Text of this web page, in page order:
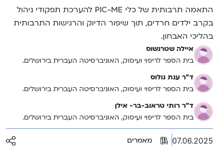
התאמה תרבותית של כלי PIC-ME להערכת תפקודי ניהול
בקרב ילדים חרדים, תוך שיפור הדיוק והרגישות התרבותית
בהליכי האבחון.
איילה שטרנשוס
בית הספר לריפוי ועיסוק, האוניברסיטה העברית בירושלים.
ד"ר ענת גולוס
בית הספר לריפוי ועיסוק, האוניברסיטה העברית בירושלים.
ד"ר רותי טראוב-בר- אילן
בית הספר לריפוי ועיסוק, האוניברסיטה העברית בירושלים.
07.06.2025 מאמרים